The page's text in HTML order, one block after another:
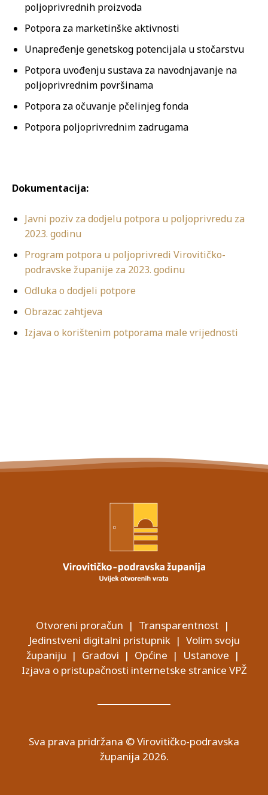
poljoprivrednih proizvoda
Potpora za marketinške aktivnosti
Unapređenje genetskog potencijala u stočarstvu
Potpora uvođenju sustava za navodnjavanje na
poljoprivrednim površinama
Potpora za očuvanje pčelinjeg fonda
Potpora poljoprivrednim zadrugama
Dokumentacija:
Javni poziv za dodjelu potpora u poljoprivredu za
2023. godinu
Program potpora u poljoprivredi Virovitičko-
podravske županije za 2023. godinu
Odluka o dodjeli potpore
Obrazac zahtjeva
Izjava o korištenim potporama male vrijednosti
Otvoreni proračun | Transparentnost |
Jedinstveni digitalni pristupnik| Volim svoju
županiju | Gradovi | Općine | Ustanove |
Izjava o pristupačnosti internetske stranice VPŽ
Sva prava pridržana © Virovitičko-podravska
županija 2026.